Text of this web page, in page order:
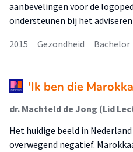
aanbevelingen voor de
ondersteunen bij het
2015
Gezondheid Bachelor
'Ik ben die
Het huidige beeld in
overwegend negatief.